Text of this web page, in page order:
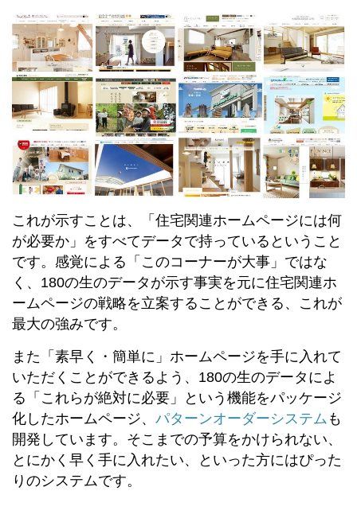
これが示すことは、「住宅関連ホームページには何
が必要か」をすべてデータで持っているということ
です。感覚による「このコーナーが大事」ではな
く、180の生のデータが示す事実を元に住宅関連ホ
ームページの戦略を立案することができる、これが
最大の強みです。
また「素早く・簡単に」ホームページを手に入れて
いただくことができるよう、180の生のデータによ
る「これらが絶対に必要」という機能をパッケージ
化したホームページ、 パターンオーダーシステム も
開発しています。そこまでの予算をかけられない、
とにかく早く手に入れたい、といった方にはぴった
りのシステムです。